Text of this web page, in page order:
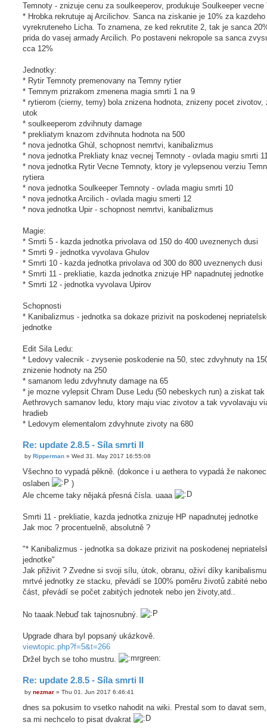
Temnoty - znizuje cenu za soulkeeperov, produkuje Soulkeeper vecne
* Hrobka rekrutuje aj Arcilichov. Sanca na ziskanie je 10% za kazdeho
vyrekruteneho Licha. To znamena, ze ked rekrutite 2, tak je sanca
prida do vasej armady Arcilich. Po postaveni nekropole sa sanca
cca 12%
Jednotky:
* Rytir Temnoty premenovany na Temny rytier
* Temnym prizrakom zmenena magia smrti 1 na 9
* rytierom (cierny, temy) bola znizena hodnota, znizeny pocet zivotov,
utok
* soulkeeperom zdvihnuty damage
* prekliatym knazom zdvihnuta hodnota na 500
* nova jednotka Ghúl, schopnost nemrtvi, kanibalizmus
* nova jednotka Prekliaty knaz vecnej Temnoty - ovlada magiu smrti
* nova jednotka Rytir Vecne Temnoty, ktory je vylepsenou verziu
rytiera
* nova jednotka Soulkeeper Temnoty - ovlada magiu smrti 10
* nova jednotka Arcilich - ovlada magiu smerti 12
* nova jednotka Upir - schopnost nemrtvi, kanibalizmus
Magie:
* Smrti 5 - kazda jednotka privolava od 150 do 400 uveznenych dusi
* Smrti 9 - jednotka vyvolava Ghulov
* Smrti 10 - kazda jednotka privolava od 300 do 800 uveznenych dusi
* Smrti 11 - prekliatie, kazda jednotka znizuje HP napadnutej jednotke
* Smrti 12 - jednotka vyvolava Upirov
Schopnosti
* Kanibalizmus - jednotka sa dokaze prizivit na poskodenej
jednotke
Edit Sila Ledu:
* Ledovy valecnik - zvysenie poskodenie na 50, stec zdvyhnuty na
znizenie hodnoty na 250
* samanom ledu zdvyhnuty damage na 65
* je mozne vylepsit Chram Duse Ledu (50 nebeskych run) a ziskat tak
Aethrovych samanov ledu, ktory maju viac zivotov a tak vyvolavaju
hradieb
* Ledovym elementalom zdvyhnute zivoty na 680
Re: update 2.8.5 - Síla smrti II
o
s
t
by Ripperman » Wed 31. May 2017 16:55:08
Všechno to vypadá pěkně. (dokonce i u aethera to vypadá že
oslaben
)
Ale chceme taky nějaká přesná čísla. uaaa
Smrti 11 - prekliatie, kazda jednotka znizuje HP napadnutej jednotke
Jak moc ? procentuelně, absolutně ?
"* Kanibalizmus - jednotka sa dokaze prizivit na poskodenej
jednotke"
Jak přiživit ? Zvedne si svoji sílu, útok, obranu, oživí díky
mrtvé jednotky ze stacku, převádí se 100% poměru životů zabité
část, převádí se počet zabitých jednotek nebo jen životy,atd..
No taaak.Nebuď tak tajnosnubný.
Upgrade dhara byl popsaný ukázkově.
viewtopic.php?f=5&t=266
Držel bych se toho mustru.
Re: update 2.8.5 - Síla smrti II
s
t
by nezmar » Thu 01. Jun 2017 6:46:41
dnes sa pokusim to vsetko nahodit na wiki. Prestal som to davat
sa mi nechcelo to pisat dvakrat